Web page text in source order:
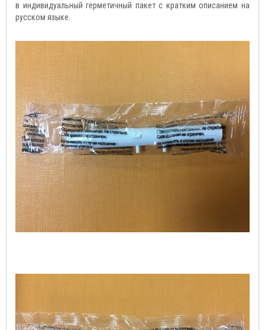
в индивидуальный герметичный пакет с кратким описанием на
русском языке.